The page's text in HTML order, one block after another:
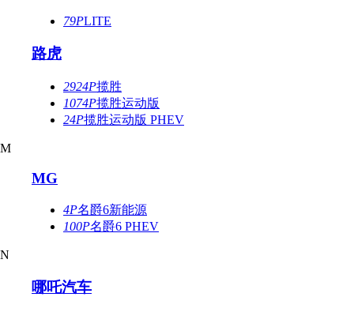
79PLITE
路虎
2924P揽胜
1074P揽胜运动版
24P揽胜运动版 PHEV
M
MG
4P名爵6新能源
100P名爵6 PHEV
N
哪吒汽车